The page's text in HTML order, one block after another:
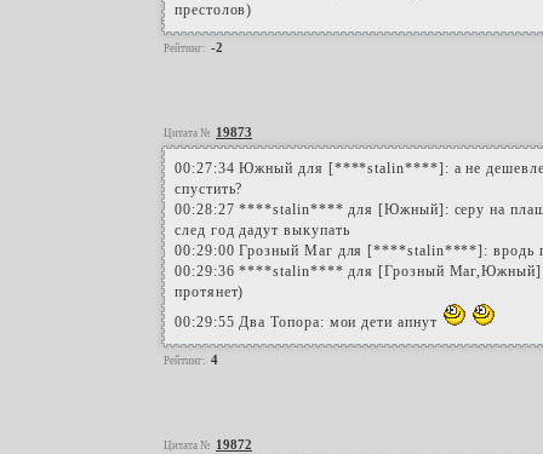
престолов)
Рейтинг: -2
Цитата № 19873
00:27:34 Южный для [****stalin****]: а не дешевле
спустить?
00:28:27 ****stalin**** для [Южный]: серу на
след год дадут выкупать
00:29:00 Грозный Маг для [****stalin****]: вродь
00:29:36 ****stalin**** для [Грозный Маг,Южный]:
протянет)
00:29:55 Два Топора: мои дети апнут
Рейтинг: 4
Цитата № 19872